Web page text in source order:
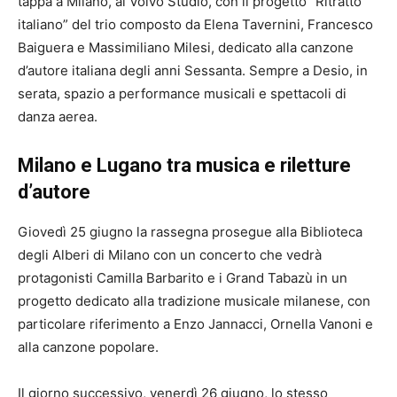
italiano” del trio composto da Elena Tavernini, Francesco
Baiguera e Massimiliano Milesi, dedicato alla canzone
d’autore italiana degli anni Sessanta. Sempre a Desio, in
serata, spazio a performance musicali e spettacoli di
danza aerea.
Milano e Lugano tra musica e riletture
d’autore
Giovedì 25 giugno la rassegna prosegue alla Biblioteca
degli Alberi di Milano con un concerto che vedrà
protagonisti Camilla Barbarito e i Grand Tabazù in un
progetto dedicato alla tradizione musicale milanese, con
particolare riferimento a Enzo Jannacci, Ornella Vanoni e
alla canzone popolare.
Il giorno successivo, venerdì 26 giugno, lo stesso